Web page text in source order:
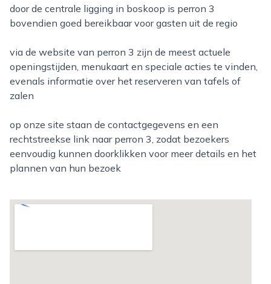
door de centrale ligging in boskoop is perron 3
bovendien goed bereikbaar voor gasten uit de regio
via de website van perron 3 zijn de meest actuele
openingstijden, menukaart en speciale acties te vinden,
evenals informatie over het reserveren van tafels of
zalen
op onze site staan de contactgegevens en een
rechtstreekse link naar perron 3, zodat bezoekers
eenvoudig kunnen doorklikken voor meer details en het
plannen van hun bezoek